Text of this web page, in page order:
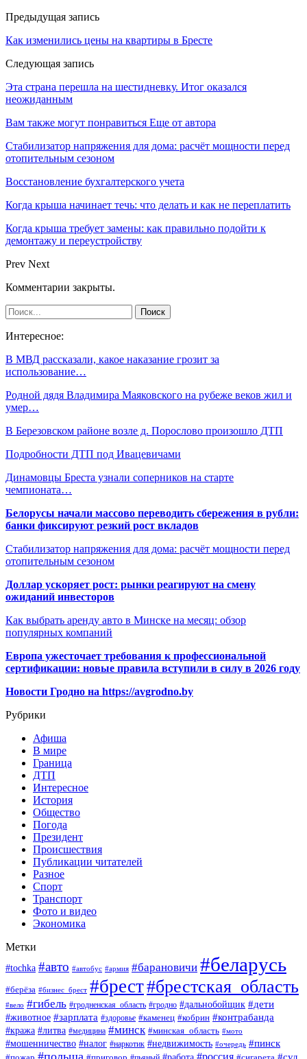
Предыдущая запись
Как изменились цены на квартиры в Бресте
Следующая запись
Эта страна перешла на шестидневку. Итог оказался
неожиданным
Вам также могут понравиться Еще от автора
Стабилизатор напряжения для дома: расчёт мощности перед
отопительным сезоном
Восстановление бухгалтерского учета
Когда крыша начинает течь: что делать и как не переплатить
Когда крыша требует замены: как правильно подойти к
демонтажу и переустройству
Prev Next
Комментарии закрыты.
Интересное:
В МВД рассказали, какое наказание грозит за
использование…
Родной дядя Владимира Маяковского на рубеже веков жил и
умер…
В Березовском районе возле д. Порослово произошло ДТП
Подробности ДТП под Ивацевичами
Динамовцы Бреста узнали соперников на старте
чемпионата…
Белорусы начали массово переводить сбережения в рубли:
банки фиксируют резкий рост вкладов
Стабилизатор напряжения для дома: расчёт мощности перед
отопительным сезоном
Доллар ускоряет рост: рынки реагируют на смену
ожиданий инвесторов
Как выбрать аренду авто в Минске на месяц: обзор
популярных компаний
Европа ужесточает требования к профессиональной
сертификации: новые правила вступили в силу в 2026 году
Новости Гродно на https://avgrodno.by
Рубрики
Афиша
В мире
Граница
ДТП
Интересное
История
Общество
Погода
Президент
Происшествия
Публикации читателей
Разное
Спорт
Транспорт
Фото и видео
Экономика
Метки
#tochka #авто #автобус #армия #барановичи #беларусь
#берёза #бизнес_брест #брест#брестская_область
#вело #гибель #гродненская_область #гродно #дальнобойщик #дети
#животное #зарплата #здоровье #каменец #кобрин #контрабанда
#кража #литва #медицина #минск #минская_область #мото
#мошенничество #налог #наркотик #недвижимость #очередь #пинск
#польша #россия